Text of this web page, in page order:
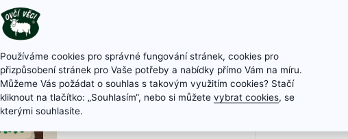
Funkční dámské triko
RACUNA dlouhý
Funkční
dlouhý
Používáme cookies pro správné fungování stránek, cookies pro
přizpůsobení stránek pro Vaše potřeby a nabídky přímo Vám na míru.
Můžeme Vás požádat o souhlas s takovým využitím cookies? Stačí
kliknout na tlačítko: „Souhlasím“, nebo si můžete vybrat cookies, se
kterými souhlasíte.